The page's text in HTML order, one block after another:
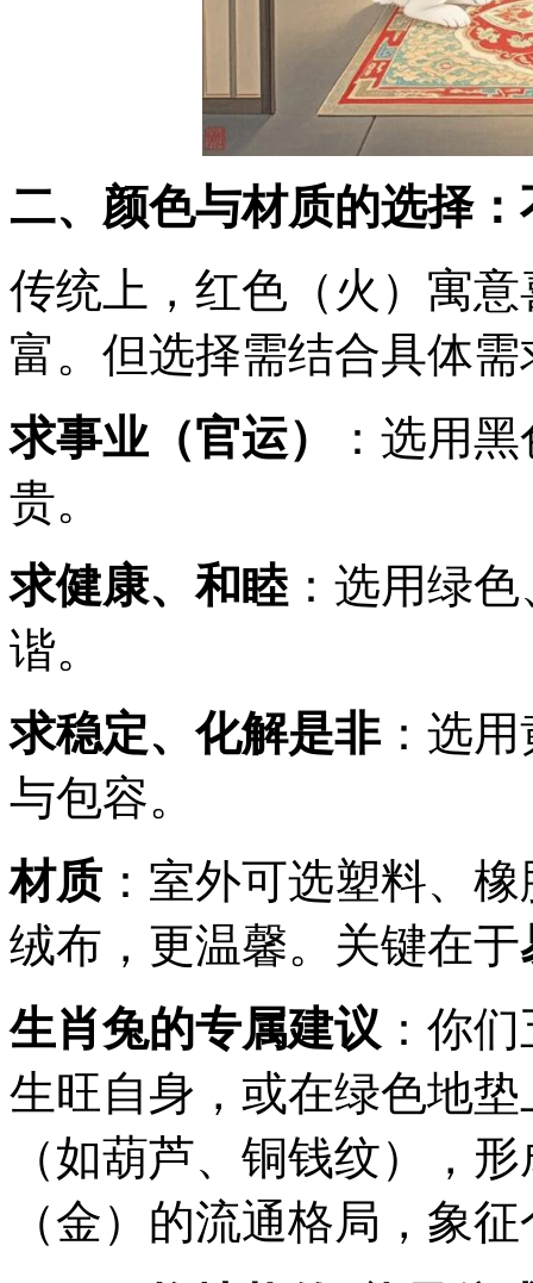
二、颜色与材质的选择
传统上，红色（火）寓
富。但选择需结合具体需
求事业（官运）
：选用
贵。
求健康、和睦 ：选用绿
谐。
求稳定、化解是非：选用
与包容。
材质：室外可选塑料、
绒布，更温馨。关键在于
生肖兔的专属建议 ：你
生旺自身，或在绿色地
（如葫芦、铜钱纹），
（金）的流通格局，象